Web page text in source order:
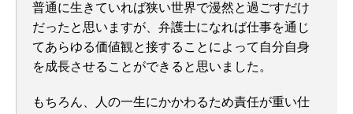
普通に生きていれば狭い世界で漫然と過ごすだけ
だったと思いますが、 弁護士になれば仕事を通じ
てあらゆる価値観と接することによって自分自身
を成長させることができると思いました。
もちろん、人の一生にかかわるため責任が重い仕